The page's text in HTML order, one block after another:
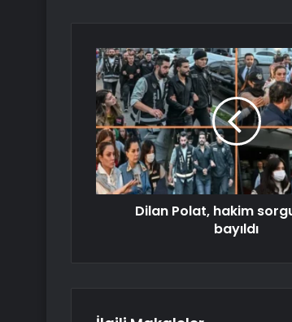
Dilan Polat, hakim
bayıldı